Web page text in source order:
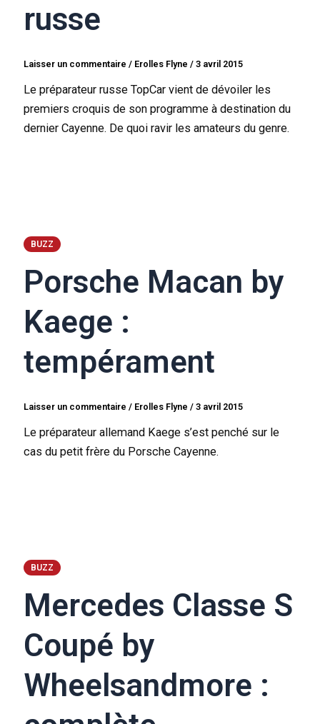
russe
Laisser un commentaire / Erolles Flyne/3 avril 2015
Le préparateur russe TopCar vient de dévoiler les
premiers croquis de son programme à destination du
dernier Cayenne. De quoi ravir les amateurs du genre.
BUZZ
Porsche Macan by
Kaege :
tempérament
Laisser un commentaire / Erolles Flyne/3 avril 2015
Le préparateur allemand Kaege s’est penché sur le
cas du petit frère du Porsche Cayenne.
BUZZ
Mercedes Classe S
Coupé by
Wheelsandmore :